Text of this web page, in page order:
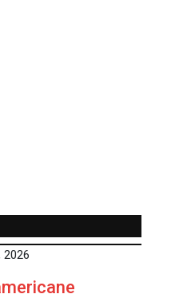
2026